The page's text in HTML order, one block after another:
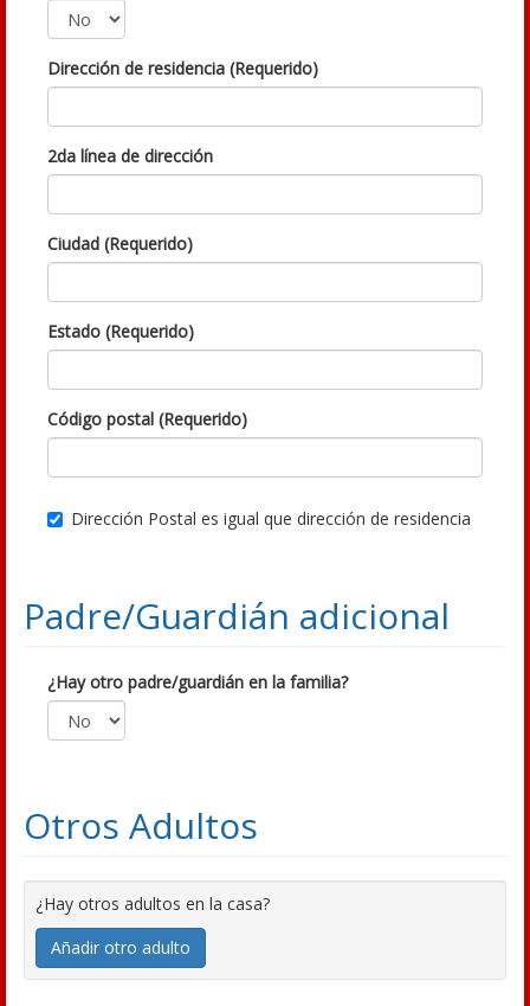
Dirección de residencia (Requerido)
2da línea de dirección
Ciudad (Requerido)
Estado (Requerido)
Código postal (Requerido)
Dirección Postal es igual que dirección de residencia
Padre/Guardián adicional
¿Hay otro padre/guardián en la familia?
Otros Adultos
¿Hay otros adultos en la casa?
Añadir otro adulto